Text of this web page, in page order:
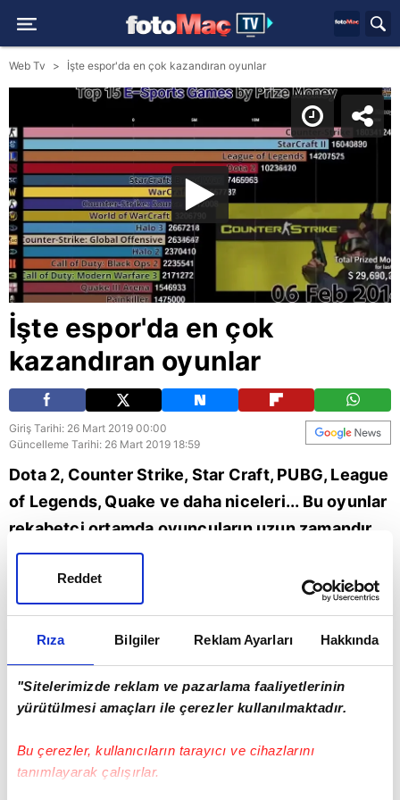
Rıza Bilgiler Reklam Ayarları Hakkında
"Sitelerimizde reklam ve pazarlama faaliyetlerinin
yürütülmesi amaçları ile çerezler kullanılmaktadır.
Bu çerezler, kullanıcıların tarayıcı ve cihazlarını
tanımlayarak çalışırlar.
Reddet
Web Tv İşte espor'da en çok kazandıran oyunlar
İşte espor'da en çok
kazandıran oyunlar
Giriş Tarihi: 26 Mart 2019 00:00
Güncelleme Tarihi: 26 Mart 2019 18:59
Dota 2, Counter Strike, Star Craft, PUBG, League
of Legends, Quake ve daha niceleri... Bu oyunlar
rekabetçi ortamda oyuncuların uzun zamandır
gözbebeği olmaya devam ederken diğer
taraftan da kazandırdığı paralarla ihya ediyor.
İşte espor dünyasında 2000 yılından bu yana
ödül havuzu en yüksek oyunlar sıralaması.